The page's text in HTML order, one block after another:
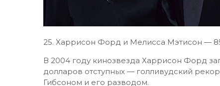
25.​ Харрисон Форд и Мелисса Мэтисон —
В 2004 году кинозвезда Харрисон Форд
долларов отступных — голливудский
Гибсоном и его разводом.